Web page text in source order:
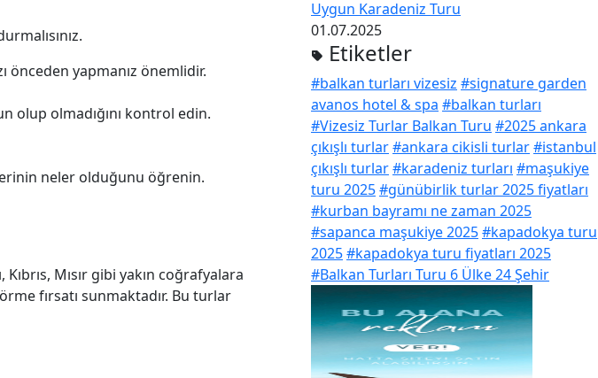
yapmanız önemlidir.
olup olmadığını kontrol edin.
neler olduğunu öğrenin.
Mısır gibi yakın coğrafyalara
fırsatı sunmaktadır. Bu turlar
Uygun Karadeniz Turu
01.07.2025
Etiketler
#balkan turları vizesiz #signature garden
avanos hotel & spa #balkan turları
#Vizesiz Turlar Balkan Turu #2025 ankara
çıkışlı turlar#ankara cikisli turlar#istanbul
çıkışlı turlar#karadeniz turları #maşukiye
turu 2025#günübirlik turlar 2025 fiyatları
#kurban bayramı ne zaman 2025
#sapanca maşukiye 2025#kapadokya turu
2025#kapadokya turu fiyatları 2025
#Balkan Turları Turu 6 Ülke 24 Şehir